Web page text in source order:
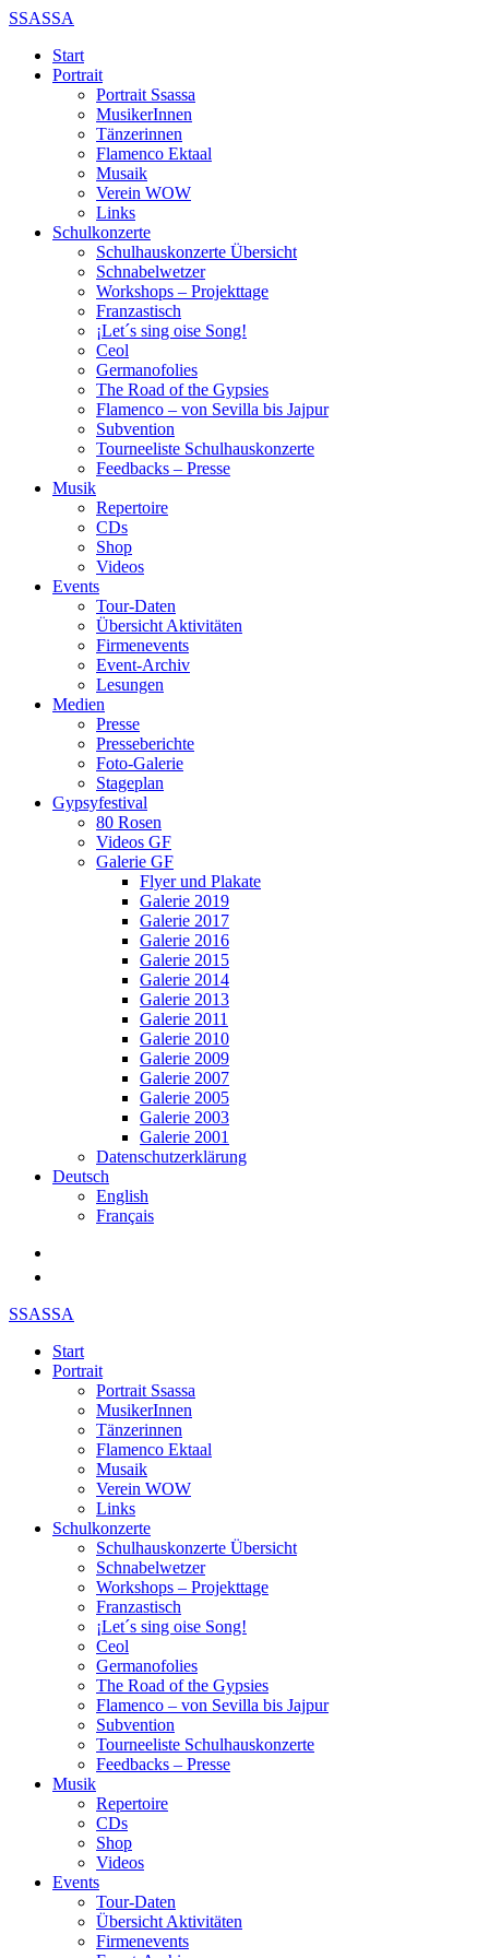
SSASSA
Start
Portrait
Portrait Ssassa
MusikerInnen
Tänzerinnen
Flamenco Ektaal
Musaik
Verein WOW
Links
Schulkonzerte
Schulhauskonzerte Übersicht
Schnabelwetzer
Workshops – Projekttage
Franzastisch
¡Let´s sing oise Song!
Ceol
Germanofolies
The Road of the Gypsies
Flamenco – von Sevilla bis Jajpur
Subvention
Tourneeliste Schulhauskonzerte
Feedbacks – Presse
Musik
Repertoire
CDs
Shop
Videos
Events
Tour-Daten
Übersicht Aktivitäten
Firmenevents
Event-Archiv
Lesungen
Medien
Presse
Presseberichte
Foto-Galerie
Stageplan
Gypsyfestival
80 Rosen
Videos GF
Galerie GF
Flyer und Plakate
Galerie 2019
Galerie 2017
Galerie 2016
Galerie 2015
Galerie 2014
Galerie 2013
Galerie 2011
Galerie 2010
Galerie 2009
Galerie 2007
Galerie 2005
Galerie 2003
Galerie 2001
Datenschutzerklärung
Deutsch
English
Français
SSASSA
Start
Portrait
Portrait Ssassa
MusikerInnen
Tänzerinnen
Flamenco Ektaal
Musaik
Verein WOW
Links
Schulkonzerte
Schulhauskonzerte Übersicht
Schnabelwetzer
Workshops – Projekttage
Franzastisch
¡Let´s sing oise Song!
Ceol
Germanofolies
The Road of the Gypsies
Flamenco – von Sevilla bis Jajpur
Subvention
Tourneeliste Schulhauskonzerte
Feedbacks – Presse
Musik
Repertoire
CDs
Shop
Videos
Events
Tour-Daten
Übersicht Aktivitäten
Firmenevents